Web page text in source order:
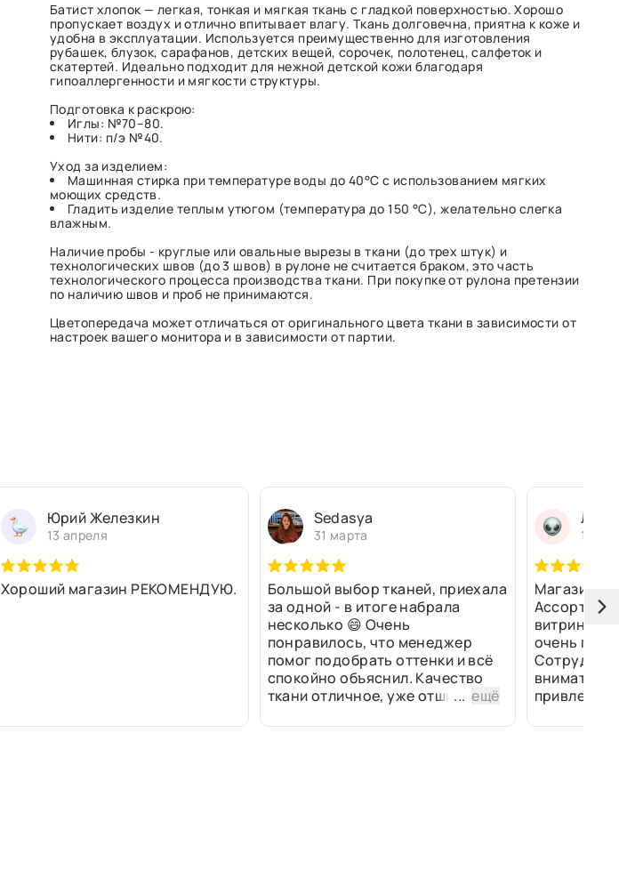
Батист хлопок — легкая, тонкая и мягкая ткань с гладкой поверхностью. Хорошо
пропускает воздух и отлично впитывает влагу. Ткань долговечна, приятна к коже и
удобна в эксплуатации. Используется преимущественно для изготовления
рубашек, блузок, сарафанов, детских вещей, сорочек, полотенец, салфеток и
скатертей. Идеально подходит для нежной детской кожи благодаря
гипоаллергенности и мягкости структуры.
Подготовка к раскрою:
Иглы: №70–80.
Нити: п/э №40.
Уход за изделием:
Машинная стирка при температуре воды до 40°С с использованием мягких
моющих средств.
Гладить изделие теплым утюгом (температура до 150 °C), желательно слегка
влажным.
Наличие пробы - круглые или овальные вырезы в ткани (до трех штук) и
технологических швов (до 3 швов) в рулоне не считается браком, это часть
технологического процесса производства ткани. При покупке от рулона претензии
по наличию швов и проб не принимаются.
Цветопередача может отличаться от оригинального цвета ткани в зависимости от
настроек вашего монитора и в зависимости от партии.
Юрий Железкин
13 апреля
Хороший магазин РЕКОМЕНДУЮ.
Sedasya
31 марта
Большой выбор тканей, приехала
за одной - в итоге набрала
несколько 😄 Очень
понравилось, что менеджер
помог подобрать оттенки и всё
спокойно объяснил. Качество
ткани отличное, уже отшили...ещё
13
Магазин
витринах
очень
привлек
рулоны